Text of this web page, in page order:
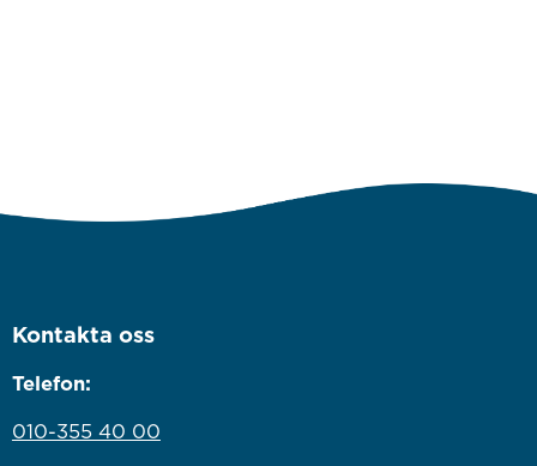
Kontakta oss
Telefon:
010-355 40 00